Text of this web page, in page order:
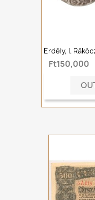
Erdély, I.
Ft150,000